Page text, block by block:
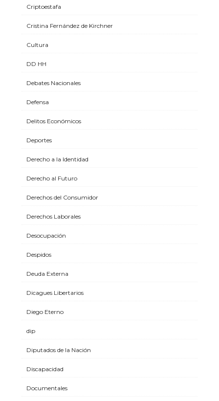
Criptoestafa
Cristina Fernández de Kirchner
Cultura
DD HH
Debates Nacionales
Defensa
Delitos Económicos
Deportes
Derecho a la Identidad
Derecho al Futuro
Derechos del Consumidor
Derechos Laborales
Desocupación
Despidos
Deuda Externa
Dicagues Libertarios
Diego Eterno
dip
Diputados de la Nación
Discapacidad
Documentales